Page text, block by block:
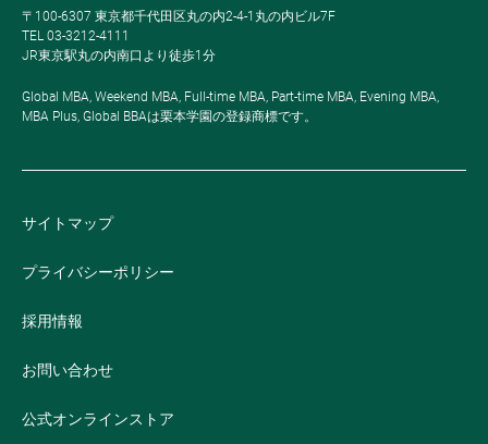
〒100-6307 東京都千代田区丸の内2-4-1丸の内ビル7F
TEL 03-3212-4111
JR東京駅丸の内南口より徒歩1分
Global MBA, Weekend MBA, Full-time MBA, Part-time MBA, Evening MBA,
MBA Plus, Global BBAは栗本学園の登録商標です。
サイトマップ
プライバシーポリシー
採用情報
お問い合わせ
公式オンラインストア